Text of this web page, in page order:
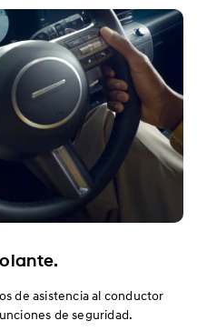
de asistencia al conductor
de seguridad.